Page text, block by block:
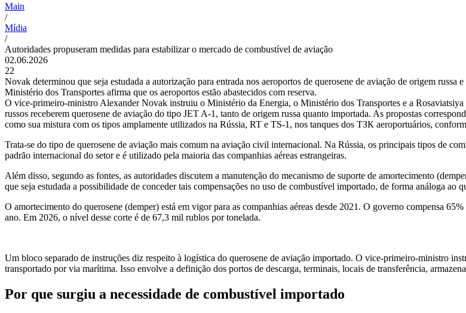
Main
/
Mídia
/
Autoridades propuseram medidas para estabilizar o mercado de combustível de aviação
02.06.2026
22
Novak determinou que seja estudada a autorização para entrada nos aeroportos de querosene de aviação de origem
Ministério dos Transportes afirma que os aeroportos estão abastecidos com reserva.
O vice-primeiro-ministro Alexander Novak instruiu o Ministério da Energia, o Ministério dos Transportes e a
russos receberem querosene de aviação do tipo JET A-1, tanto de origem russa quanto importada. As propostas
como sua mistura com os tipos amplamente utilizados na Rússia, RT e TS-1, nos tanques dos ТЗК aeroportuários,
Trata-se do tipo de querosene de aviação mais comum na aviação civil internacional. Na Rússia, os principais tipos de
padrão internacional do setor e é utilizado pela maioria das companhias aéreas estrangeiras.
Além disso, segundo as fontes, as autoridades discutem a manutenção do mecanismo de suporte de amortecimento
que seja estudada a possibilidade de conceder tais compensações no uso de combustível importado, de forma análoga ao
O amortecimento do querosene (demper) está em vigor para as companhias aéreas desde 2021. O governo compensa
ano. Em 2026, o nível desse corte é de 67,3 mil rublos por tonelada.
Um bloco separado de instruções diz respeito à logística do querosene de aviação importado. O vice-primeiro-ministro
transportado por via marítima. Isso envolve a definição dos portos de descarga, terminais, locais de transferência,
Por que surgiu a necessidade de combustível importado